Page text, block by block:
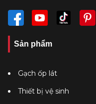
Sản phẩm
Gạch ốp lát
Thiết bị vệ sinh